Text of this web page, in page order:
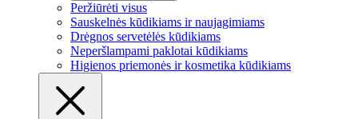
Peržiūrėti visus
Sauskelnės kūdikiams ir naujagimiams
Drėgnos servetėlės kūdikiams
Neperšlampami paklotai kūdikiams
Higienos priemonės ir kosmetika kūdikiams